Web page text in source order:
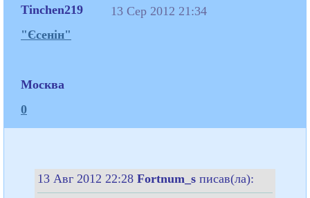
Tinchen219
"Єсенін"
Москва
0
13 Сер 2012 21:34
13 Авг 2012 22:28 Fortnum_s писав(ла):